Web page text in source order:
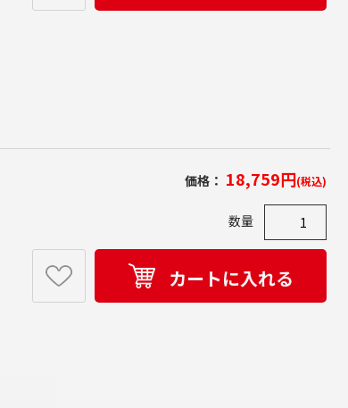
価格： 18,759円(税込)
数量
カートに入れる